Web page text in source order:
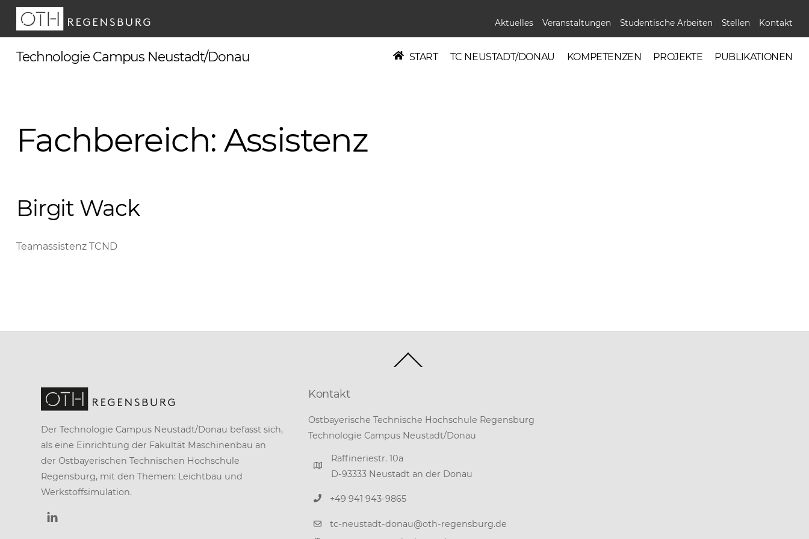
Skip
content
Aktuelles Veranstaltungen Studentische Arbeiten Stellen Kontakt
Technologie Campus Neustadt/Donau START TC NEUSTADT/DONAU KOMPETENZEN PROJEKTE PUBLIKATIONEN
Fachbereich: Assistenz
Birgit Wack
Teamassistenz TCND
To
Der Technologie Campus Neustadt/Donau befasst sich,
als eine Einrichtung der Fakultät Maschinenbau an
derOstbayerischen Technischen Hochschule
Regensburg, mit den Themen: Leichtbau und
Werkstoffsimulation.
Kontakt
Ostbayerische Technische Hochschule Regensburg
Technologie Campus Neustadt/Donau
Raffineriestr. 10a
D-93333 Neustadt an der Donau
+49 941 943-9865
tc-neustadt-donau@oth-regensburg.de